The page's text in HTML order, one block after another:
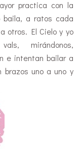
practica con la
a ratos cada
otros. El Cielo y yo
mirándonos,
e intentan bailar a
brazos uno a uno y